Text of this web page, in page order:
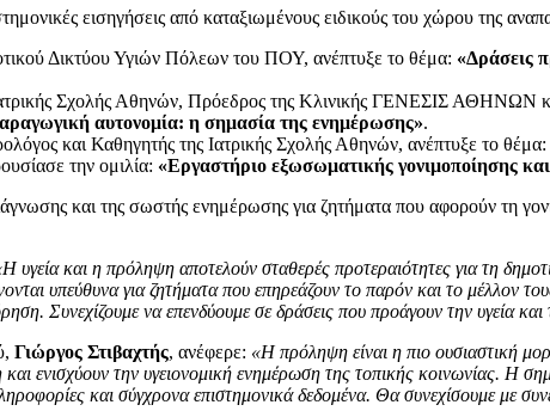
εισηγήσεις από καταξιωμένους ειδικούς του χώρου της
Δικτύου Υγιών Πόλεων του ΠΟΥ, ανέπτυξε το θέμα: «Δράσεις
Σχολής Αθηνών, Πρόεδρος της Κλινικής ΓΕΝΕΣΙΣ ΑΘΗΝΩΝ
αυτονομία: η σημασία της ενημέρωσης».
και Καθηγητής της Ιατρικής Σχολής Αθηνών, ανέπτυξε το θέμα:
την ομιλία: «Εργαστήριο εξωσωματικής γονιμοποίησης
και της σωστής ενημέρωσης για ζητήματα που αφορούν τη
υγεία και η πρόληψη αποτελούν σταθερές προτεραιότητες για τη
υπεύθυνα για ζητήματα που επηρεάζουν το παρόν και το μέλλον
Συνεχίζουμε να επενδύουμε σε δράσεις που προάγουν την υγεία
Γιώργος Στιβαχτής, ανέφερε: «Η πρόληψη είναι η πιο ουσιαστική
ενισχύουν την υγειονομική ενημέρωση της τοπικής κοινωνίας. Η
και σύγχρονα επιστημονικά δεδομένα. Θα συνεχίσουμε με